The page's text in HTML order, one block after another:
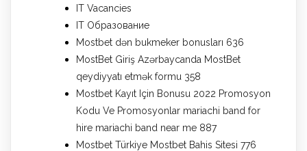
IT Vacancies
IT Образование
Mostbet dən bukmeker bonusları 636
MostBet Giriş Azərbaycanda MostBet
qeydiyyatı etmək formu 358
Mostbet Kayıt Için Bonusu 2022 Promosyon
Kodu Ve Promosyonlar mariachi band for
hire mariachi band near me 887
Mostbet Türkiye Mostbet Bahis Sitesi 776